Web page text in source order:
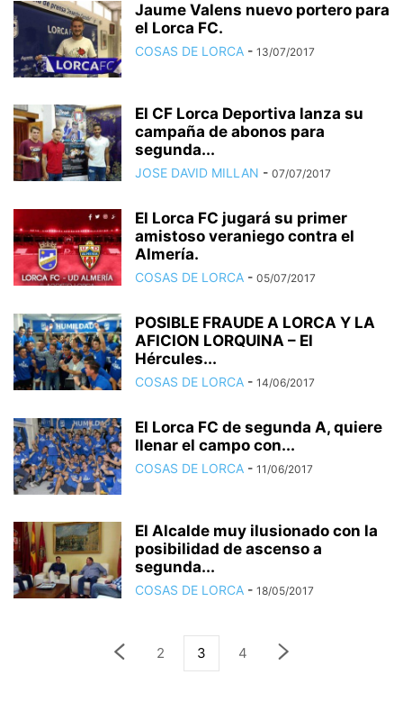
Jaume Valens nuevo portero para
el Lorca FC.
COSAS DE LORCA - 13/07/2017
El CF Lorca Deportiva lanza su
campaña de abonos para
segunda...
JOSE DAVID MILLAN - 07/07/2017
El Lorca FC jugará su primer
amistoso veraniego contra el
Almería.
COSAS DE LORCA - 05/07/2017
POSIBLE FRAUDE A LORCA Y LA
AFICION LORQUINA – El
Hércules...
COSAS DE LORCA - 14/06/2017
El Lorca FC de segunda A, quiere
llenar el campo con...
COSAS DE LORCA - 11/06/2017
El Alcalde muy ilusionado con la
posibilidad de ascenso a
segunda...
COSAS DE LORCA - 18/05/2017
2 3 4